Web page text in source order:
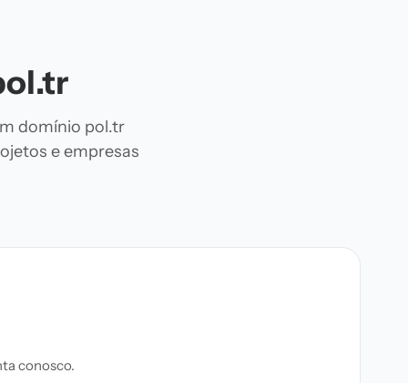
domínio pol.tr
e empresas
conosco.